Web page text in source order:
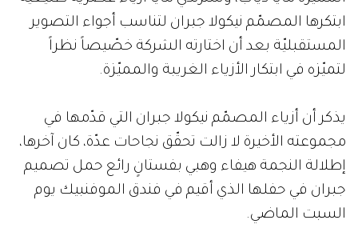
ابتكرها المصمّم نيكولا جبران لتناسب أجواء التصوير
المستقبليّة بعد أن اختارته الشركة خصّيصاً نظراً
لتميّزه في ابتكار الأزياء الغريبة والمميّزة.
يذكر أن أزياء المصمّم نيكولا جبران التي قدّمها في
مجموعته الأخيرة لا زالت تحقّق نجاحات عدّة، كان آخرها،
إطلالة النجمة هيفاء وهبي بفستانٍ رائع حمل تصميم
جبران في حفلها الذي أقيم في فندق الموفنبيك يوم
السبت الماضي.